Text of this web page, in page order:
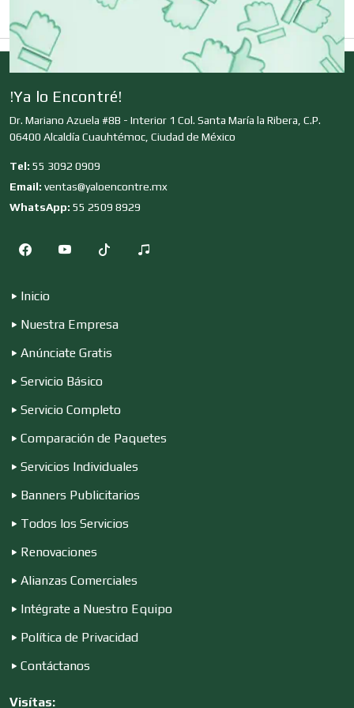
Clínicas de Belleza
Clínicas de Rehabilitación
Clínicas y Hospitales
Clubes Deportivos
Cocinas Integrales
Construcciones en General
Contadores
Control de Plagas
!Ya lo Encontré!
Dr. Mariano Azuela #8B - Interior 1 Col. Santa María la Ribera, C.P.
06400 Alcaldía Cuauhtémoc, Ciudad de México
Tel: 55 3092 0909
Email: ventas@yaloencontre.mx
WhatsApp: 55 2509 8929
Inicio
Nuestra Empresa
Anúnciate Gratis
Servicio Básico
Servicio Completo
Comparación de Paquetes
Servicios Individuales
Banners Publicitarios
Todos los Servicios
Renovaciones
Alianzas Comerciales
Intégrate a Nuestro Equipo
Política de Privacidad
Contáctanos
Visítas: